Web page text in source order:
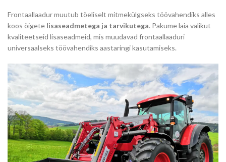
Frontaallaadur muutub tõeliselt mitmekülgseks töövahendiks alles
koos õigete lisaseadmetega ja tarvikutega. Pakume laia valikut
kvaliteetseid lisaseadmeid, mis muudavad frontaallaaduri
universaalseks töövahendiks aastaringi kasutamiseks.